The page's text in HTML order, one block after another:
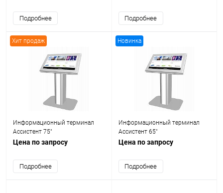
Подробнее Подробнее
Хит продаж
Информационный терминал
Ассистент 75"
Цена по запросу
Подробнее
Новинка
Информационный терминал
Ассистент 65"
Цена по запросу
Подробнее